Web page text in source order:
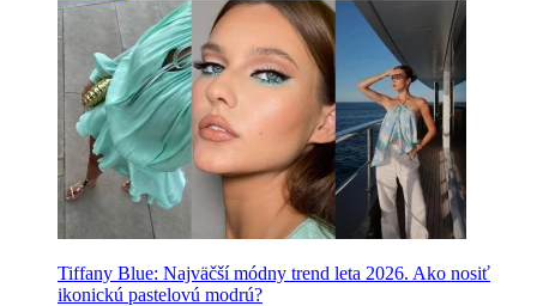
Tiffany Blue: Najväčší módny trend leta 2026. Ako nosiť
ikonickú pastelovú modrú?